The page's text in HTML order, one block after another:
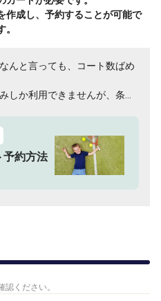
作成し、予約することが可能で
。
んと言っても、コート数ばめ
しか利用できませんが、条件
予約方法
ください。